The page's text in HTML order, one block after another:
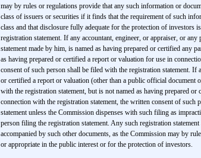
may by rules or regulations provide that any such information or
class of issuers or securities if it finds that the requirement of such
class and that disclosure fully adequate for the protection of investors
registration statement. If any accountant, engineer, or appraiser, or
statement made by him, is named as having prepared or certified any
as having prepared or certified a report or valuation for use in
consent of such person shall be filed with the registration statement. If
or certified a report or valuation (other than a public official document
with the registration statement, but is not named as having prepared
connection with the registration statement, the written consent of such
statement unless the Commission dispenses with such filing as
person filing the registration statement. Any such registration
accompanied by such other documents, as the Commission may by
or appropriate in the public interest or for the protection of investors.